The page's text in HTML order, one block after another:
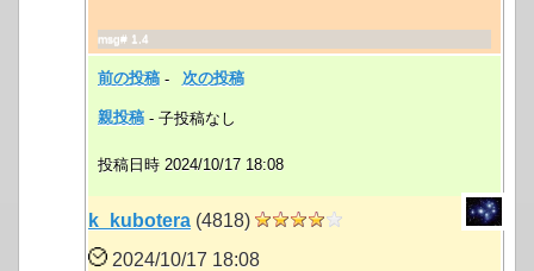
msg# 1.4
前の投稿 - 次の投稿
親投稿 - 子投稿なし
投稿日時 2024/10/17 18:08
k_kubotera (4818)
2024/10/17 18:08